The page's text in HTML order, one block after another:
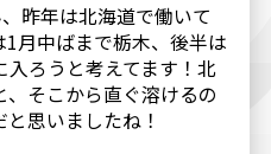
昨年は北海道で働いて
月中ばまで栃木、後半は
ろうと考えてます！北
そこから直ぐ溶けるの
思いましたね！